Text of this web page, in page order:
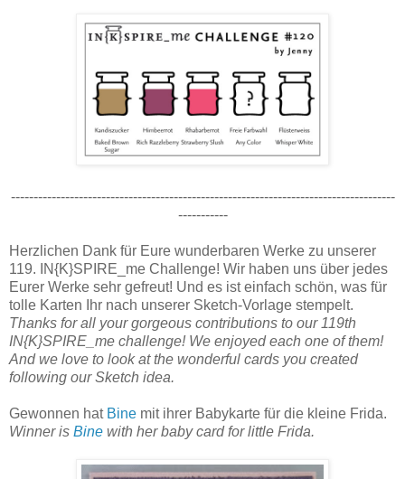
-------------------------------------------------------------------------------------
-----------
Herzlichen Dank für Eure wunderbaren Werke zu unserer
119. IN{K}SPIRE_me Challenge! Wir haben uns über jedes
Eurer Werke sehr gefreut! Und es ist einfach schön, was für
tolle Karten Ihr nach unserer Sketch-Vorlage stempelt.
Thanks for all your gorgeous contributions to our 119th
IN{K}SPIRE_me challenge! We enjoyed each one of them!
And we love to look at the wonderful cards you created
following our Sketch idea.
Gewonnen hat Bine mit ihrer Babykarte für die kleine Frida.
Winner is Bine with her baby card for little Frida.